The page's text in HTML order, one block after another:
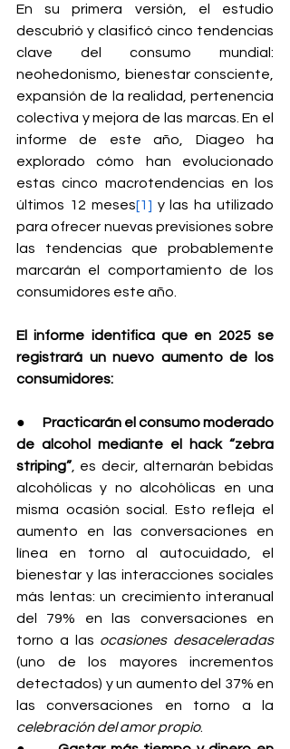
En su primera versión, el estudio
descubrió y clasificó cinco tendencias
clave del consumo mundial:
neohedonismo, bienestar consciente,
expansión de la realidad, pertenencia
colectiva y mejora de las marcas. En el
informe de este año, Diageo ha
explorado cómo han evolucionado
estas cinco macrotendencias en los
últimos 12 meses[1] y las ha utilizado
para ofrecer nuevas previsiones sobre
las tendencias que probablemente
marcarán el comportamiento de los
consumidores este año.
El informe identifica que en 2025 se
registrará un nuevo aumento de los
consumidores:
● Practicarán el consumo moderado
de alcohol mediante el hack “zebra
striping”, es decir, alternarán bebidas
alcohólicas y no alcohólicas en una
misma ocasión social. Esto refleja el
aumento en las conversaciones en
línea en torno al autocuidado, el
bienestar y las interacciones sociales
más lentas: un crecimiento interanual
del 79% en las conversaciones en
torno a las
ocasiones desaceleradas
(uno de los mayores incrementos
detectados) y un aumento del 37% en
celebración del amor propio.